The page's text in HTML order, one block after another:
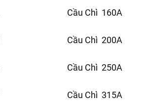
Cầu Chì 160A
Cầu Chì 200A
Cầu Chì 250A
Cầu Chì 315A